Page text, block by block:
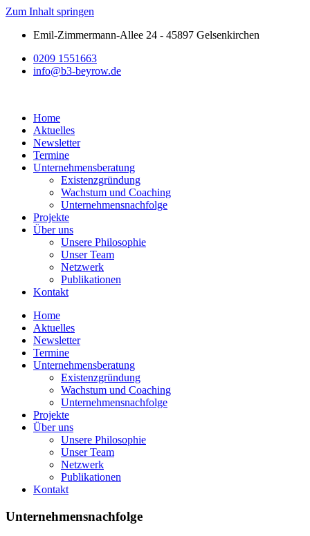
Zum Inhalt springen
Emil-Zimmermann-Allee 24 - 45897 Gelsenkirchen
0209 1551663
info@b3-beyrow.de
Home
Aktuelles
Newsletter
Termine
Unternehmensberatung
Existenzgründung
Wachstum und Coaching
Unternehmensnachfolge
Projekte
Über uns
Unsere Philosophie
Unser Team
Netzwerk
Publikationen
Kontakt
Home
Aktuelles
Newsletter
Termine
Unternehmensberatung
Existenzgründung
Wachstum und Coaching
Unternehmensnachfolge
Projekte
Über uns
Unsere Philosophie
Unser Team
Netzwerk
Publikationen
Kontakt
Unternehmensnachfolge